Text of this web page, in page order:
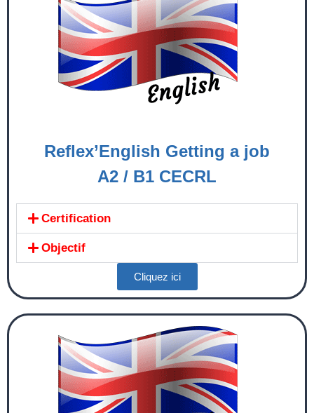
Reflex’English Getting a job
A2 / B1 CECRL
Certification
Objectif
Cliquez ici